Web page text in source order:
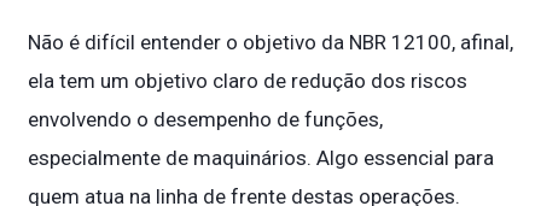
Não é difícil entender o objetivo da NBR 12100, afinal,
ela tem um objetivo claro de redução dos riscos
envolvendo o desempenho de funções,
especialmente de maquinários. Algo essencial para
quem atua na linha de frente destas operações.